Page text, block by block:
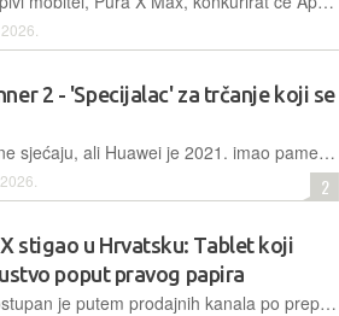
2 - 'Specijalac' za trčanje koji se
Neki se toga vjerojatno ni ne sjećaju, ali Huawei je 2021. imao pametni sat namijenjen trkačima koji je tek nedavno dobio nasljednika. Riječ je o Watch GT Runneru 2 s kojim smo se mi imali priliku družiti proteklih 10-ak dana
2
stigao u Hrvatsku: Tablet koji
poput pravog papira
HUAWEI MatePad 12 X dostupan je putem prodajnih kanala po preporučenoj maloprodajnoj cijeni od 649 EUR. No, do 31.03. traje posebna ponuda tijekom koje korisnici mogu nabaviti tablet i tipkovnicu za 549 EUR te M-Pencil Pro olovku dobiti na poklon